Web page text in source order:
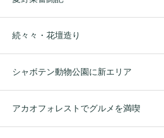
続々々・花壇造り
シャボテン動物公園に新エリア
アカオフォレストでグルメを満喫